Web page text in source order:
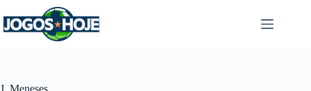
para
o
J. Meneses